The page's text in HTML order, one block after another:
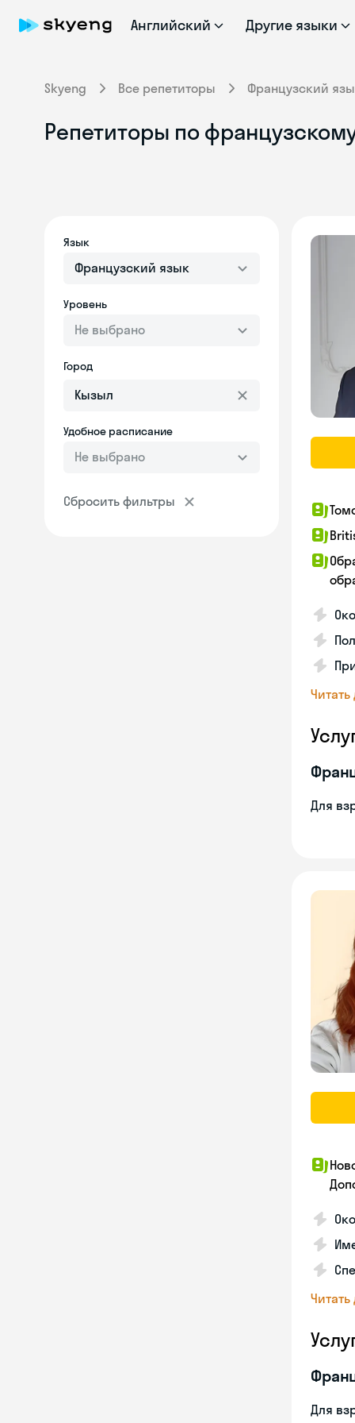
Английский Другие языки
Skyeng Все репетиторы Французский
Репетиторы по
Язык
Французский язык
Уровень
Не выбрано
Город
Удобное расписание
Не выбрано
Сбросить фильтры
Для
Для